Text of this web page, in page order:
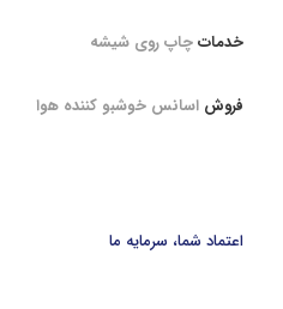
خدماتچاپ روی شیشه
فروش اسانس خوشبو کننده هوا
اعتماد شما، سرمایه ما